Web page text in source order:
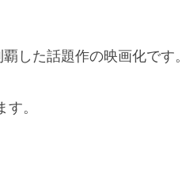
アー』
した話題作の映画化です。
。